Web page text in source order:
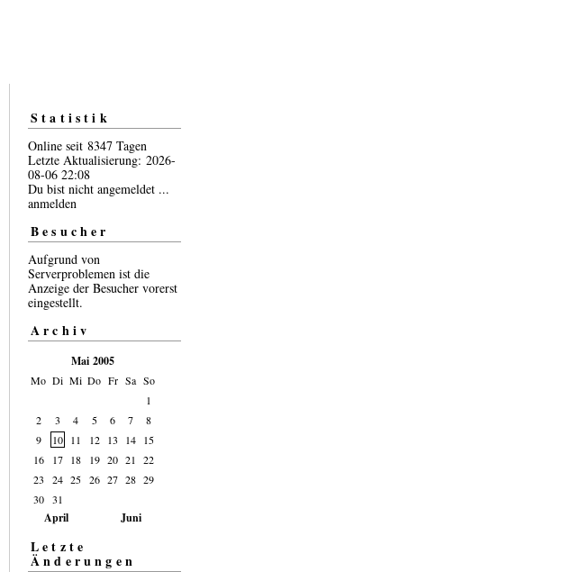
Statistik
Online seit 8347 Tagen
Letzte Aktualisierung: 2026-
08-06 22:08
Du bist nicht angemeldet ...
anmelden
Besucher
Aufgrund von
Serverproblemen ist die
Anzeige der Besucher vorerst
eingestellt.
Archiv
Mai 2005
Mo Di Mi Do Fr Sa So
1
2
3 4 5 6 7
8
9
10 11 12 13 14
15
16
17 18 19 20 21
22
23
24 25 26 27 28 29
30 31
April Juni
Letzte
Änderungen